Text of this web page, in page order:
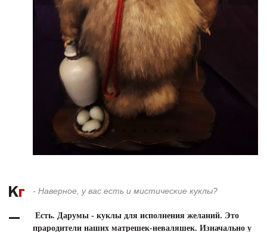
- Наверное, у вас есть и мистические куклы?
Есть. Дарумы - куклы для исполнения желаний. Это
прародители наших матрешек-неваляшек. Изначально у